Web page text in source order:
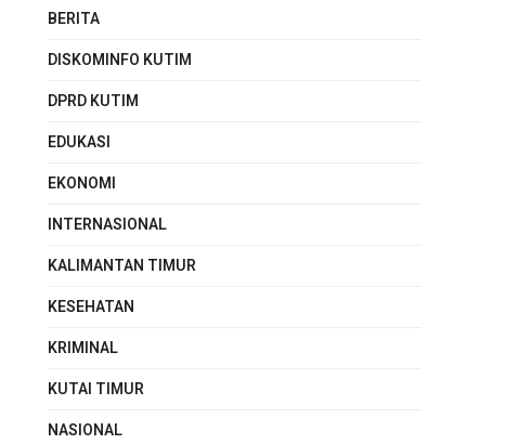
BERITA
DISKOMINFO KUTIM
DPRD KUTIM
EDUKASI
EKONOMI
INTERNASIONAL
KALIMANTAN TIMUR
KESEHATAN
KRIMINAL
KUTAI TIMUR
NASIONAL